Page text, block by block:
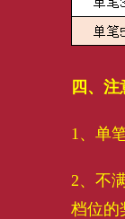
四、
1、单
2、不
档位的